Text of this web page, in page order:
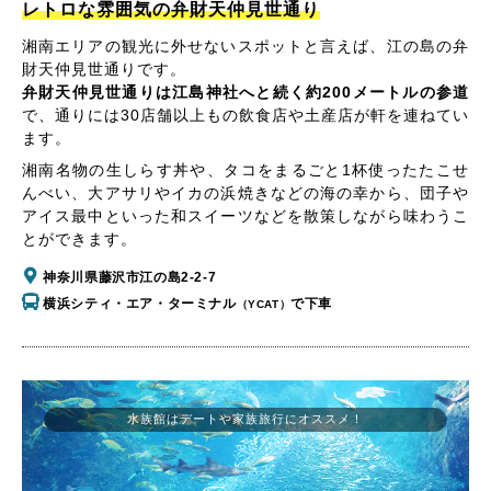
レトロな雰囲気の弁財天仲見世通り
湘南エリアの観光に外せないスポットと言えば、江の島の弁
財天仲見世通りです。
弁財天仲見世通りは江島神社へと続く約200メートルの参道
で、通りには30店舗以上もの飲食店や土産店が軒を連ねてい
ます。
湘南名物の生しらす丼や、タコをまるごと1杯使ったたこせ
んべい、大アサリやイカの浜焼きなどの海の幸から、団子や
アイス最中といった和スイーツなどを散策しながら味わうこ
とができます。
神奈川県藤沢市江の島2-2-7
横浜シティ・エア・ターミナル（YCAT）で下車
水族館はデートや家族旅行にオススメ！